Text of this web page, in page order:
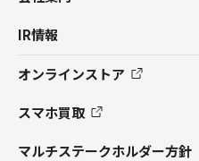
IR情報
オンラインストア
スマホ買取
マルチステークホルダー方針